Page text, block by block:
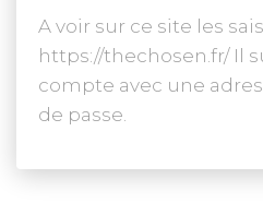
A voir sur ce site les
https://thechosen.fr/ Il
compte avec une
de passe.